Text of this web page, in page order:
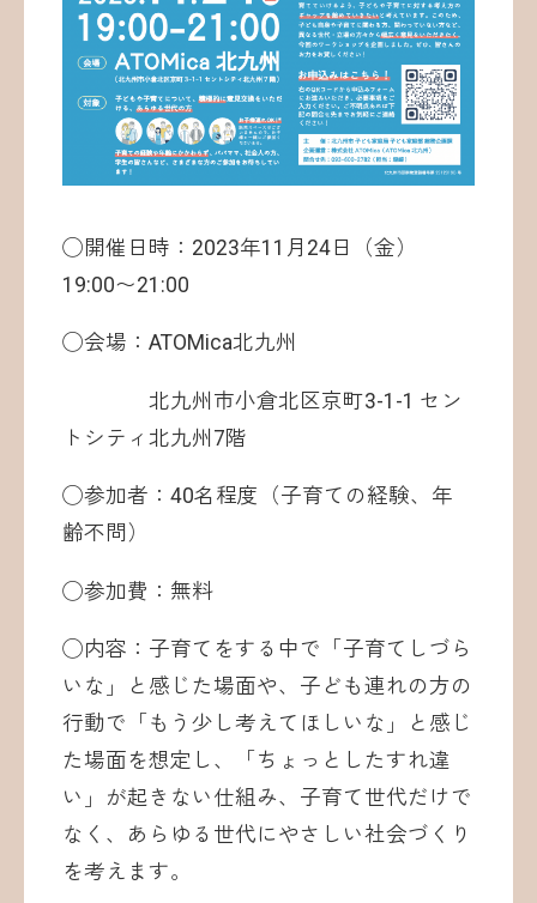
◯開催日時：2023年11月24日（金）
19:00〜21:00
◯会場：ATOMica北九州
北九州市小倉北区京町3-1-1 セン
トシティ北九州7階
◯参加者：40名程度（子育ての経験、年
齢不問）
◯参加費：無料
◯内容：子育てをする中で「子育てしづら
いな」と感じた場面や、子ども連れの方の
行動で「もう少し考えてほしいな」と感じ
た場面を想定し、「ちょっとしたすれ違
い」が起きない仕組み、子育て世代だけで
なく、あらゆる世代にやさしい社会づくり
を考えます。